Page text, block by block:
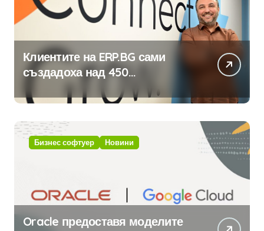
Клиентите на ERP.BG сами
създадоха над 450
приложения за ERP системата
с помощта на вградения в нея
изкуствен интелект
Бизнес софтуер Новини
Oracle предоставя моделите